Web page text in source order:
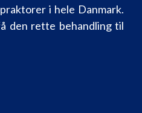
i hele Danmark.
den rette behandling til